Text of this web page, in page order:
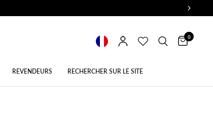
0
REVENDEURS RECHERCHER SUR LE SITE